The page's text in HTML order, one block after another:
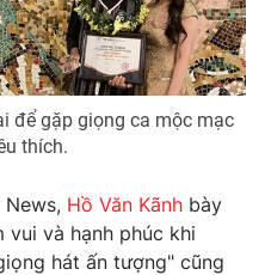
điện tử số 483/GP-BTTTT
Hạnh, Phạm Quốc Thắng,
355 932
897 897
để gặp giọng ca mộc mạc
thích.
Hồ Văn Kãnh bày
và hạnh phúc khi
hát ấn tượng" cũng